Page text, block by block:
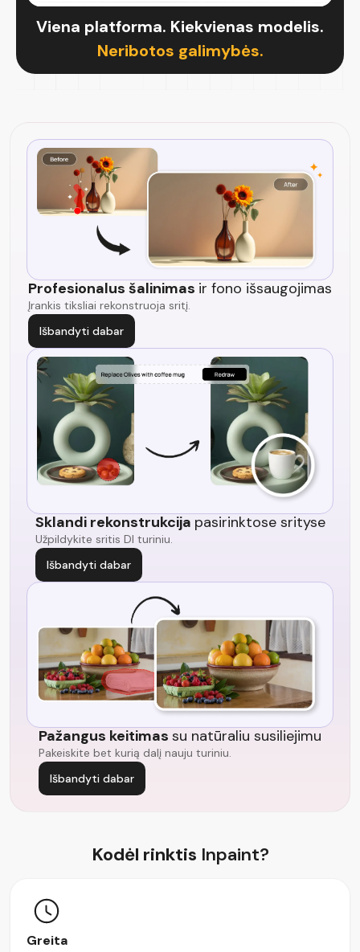
Viena platforma. Kiekvienas modelis.
Neribotos galimybės.
Profesionalus šalinimas ir fono išsaugojimas
Įrankis tiksliai rekonstruoja sritį.
Išbandyti dabar
Sklandi rekonstrukcija pasirinktose srityse
Užpildykite sritis DI turiniu.
Išbandyti dabar
Pažangus keitimas su natūraliu susiliejimu
Pakeiskite bet kurią dalį nauju turiniu.
Išbandyti dabar
Kodėl rinktis Inpaint?
Greita